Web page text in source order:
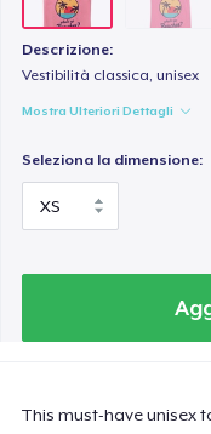
Descrizione:
Vestibilità classica, unisex
Mostra Ulteriori Dettagli
Seleziona la dimensione:
This must-have unisex